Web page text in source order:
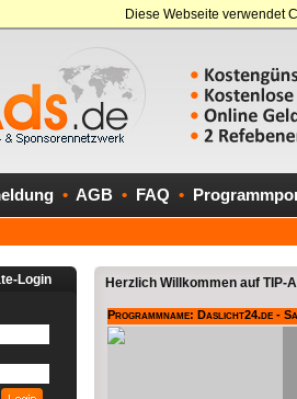
Diese Webseite verwendet
• AGB • FAQ •
Login Herzlich Willkommen auf TIP-
Programmname: Daslicht24.de -